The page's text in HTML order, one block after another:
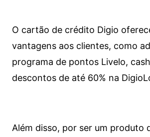
O cartão de crédito Digio
vantagens aos clientes, como
programa de pontos Livelo,
descontos de até 60% na
Além disso, por ser um produto